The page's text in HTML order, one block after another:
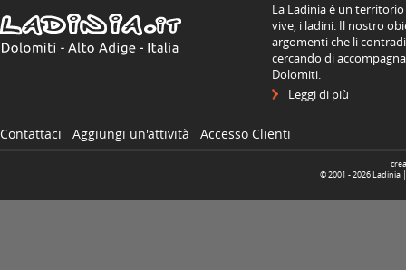
La Ladinia è un
vive, i ladini. Il nostro
argomenti che li
cercando di
Dolomiti.
Leggi di più
Contattaci Aggiungi un'attività Accesso Clienti
© 2001 -2026 Ladinia